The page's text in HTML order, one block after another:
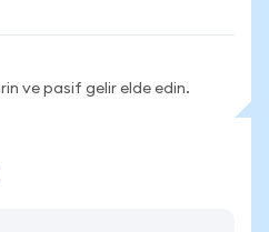
ve pasif gelir elde edin.